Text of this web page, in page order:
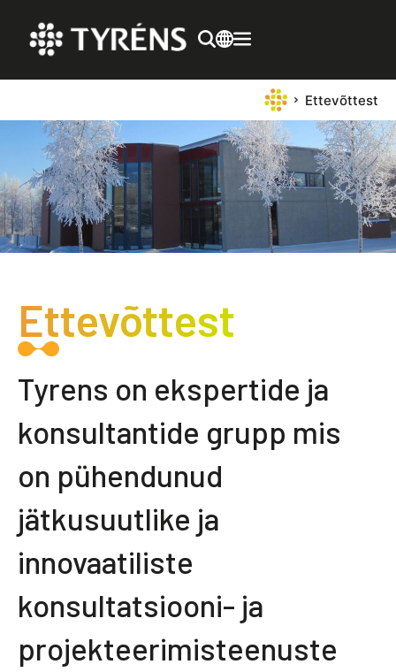
Ettevõttest
Ettevõttest
Tyrens on ekspertide ja
konsultantide grupp mis
on pühendunud
jätkusuutlike ja
innovaatiliste
konsultatsiooni- ja
projekteerimisteenuste